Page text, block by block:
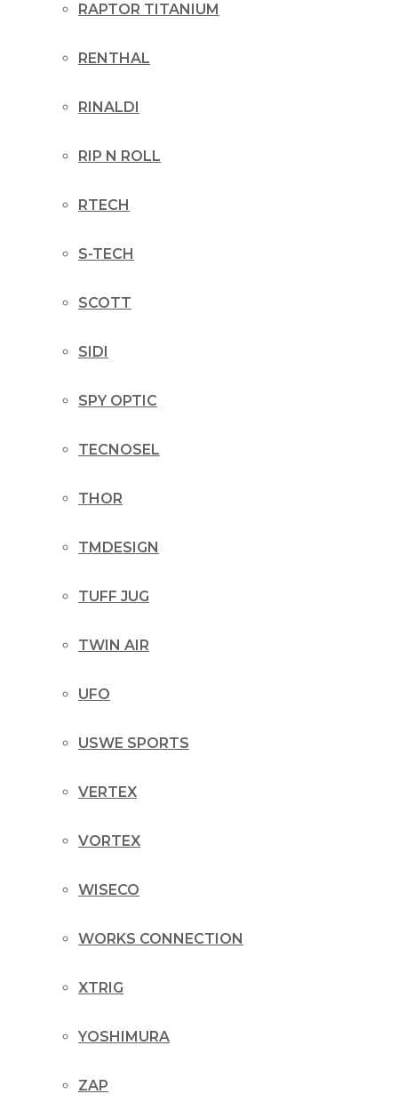
RAPTOR TITANIUM
RENTHAL
RINALDI
RIP N ROLL
RTECH
S-TECH
SCOTT
SIDI
SPY OPTIC
TECNOSEL
THOR
TMDESIGN
TUFF JUG
TWIN AIR
UFO
USWE SPORTS
VERTEX
VORTEX
WISECO
WORKS CONNECTION
XTRIG
YOSHIMURA
ZAP